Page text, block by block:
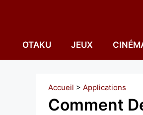
OTAKU JEUX
Accueil > Applications
Comment